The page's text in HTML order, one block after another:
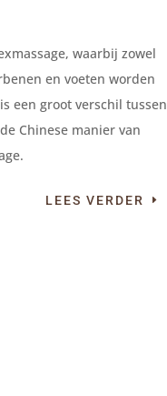
waarbij zowel
en voeten worden
een groot verschil tussen
Chinese manier van
LEES VERDER